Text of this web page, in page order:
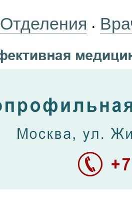
Отделения •